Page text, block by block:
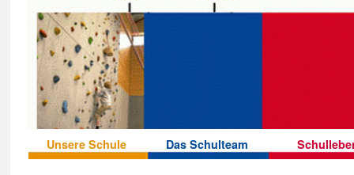
Unsere Schule Das Schulteam